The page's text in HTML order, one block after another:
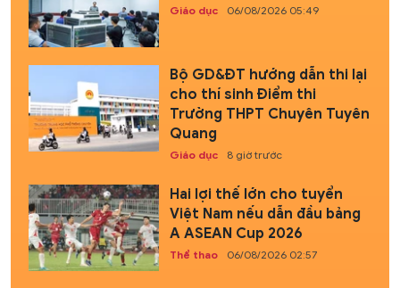
Giáo dục 06/08/2026 05:49
Bộ GD&ĐT hướng dẫn thi lại
cho thí sinh Điểm thi
Trường THPT Chuyên Tuyên
Quang
Giáo dục 8 giờ trước
Hai lợi thế lớn cho tuyển
Việt Nam nếu dẫn đầu bảng
A ASEAN Cup 2026
Thể thao 06/08/2026 02:57